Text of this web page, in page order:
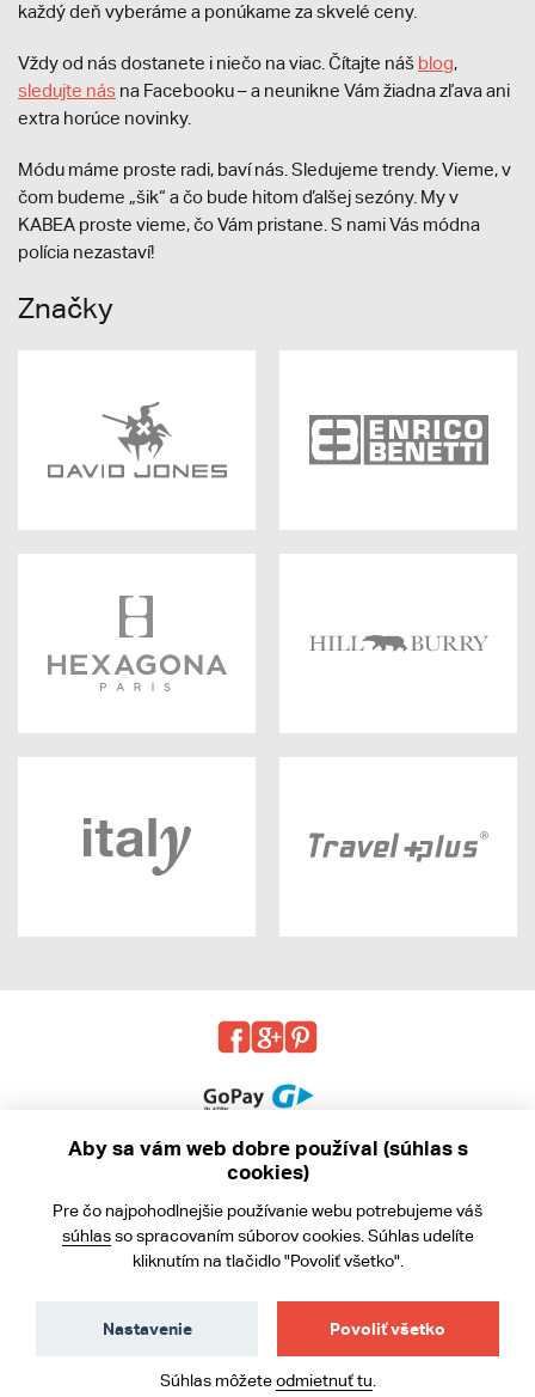
každý deň vyberáme a ponúkame za skvelé ceny.
Vždy od nás dostanete i niečo na viac. Čítajte náš blog,
sledujte nás na Facebooku – a neunikne Vám žiadna zľava ani
extra horúce novinky.
Módu máme proste radi, baví nás. Sledujeme trendy. Vieme, v
čom budeme „šik“ a čo bude hitom ďalšej sezóny. My v
KABEA proste vieme, čo Vám pristane. S nami Vás módna
polícia nezastaví!
Značky
Obchodné podmienky
Ochrana osobných údajov
Aby sa vám web dobre používal (súhlas s
cookies)
Pre čo najpohodlnejšie používanie webu potrebujeme váš
súhlasso spracovaním súborov cookies. Súhlas udelíte
kliknutím na tlačidlo "Povoliť všetko".
Povoliť všetko
Nastavenie
Súhlas môžeteodmietnuť tu